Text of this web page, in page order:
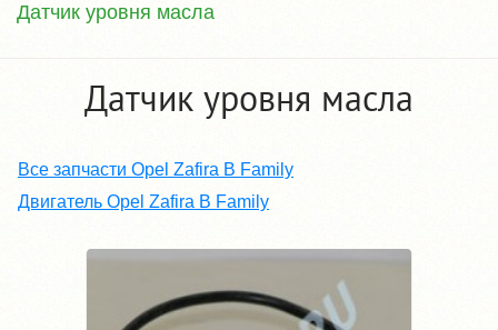
Датчик уровня масла
Датчик уровня масла
Все запчасти Opel Zafira B Family
Двигатель Opel Zafira B Family